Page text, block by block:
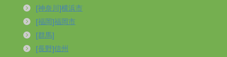
[神奈川]横浜市
[福岡]福岡市
[群馬]
[長野]信州